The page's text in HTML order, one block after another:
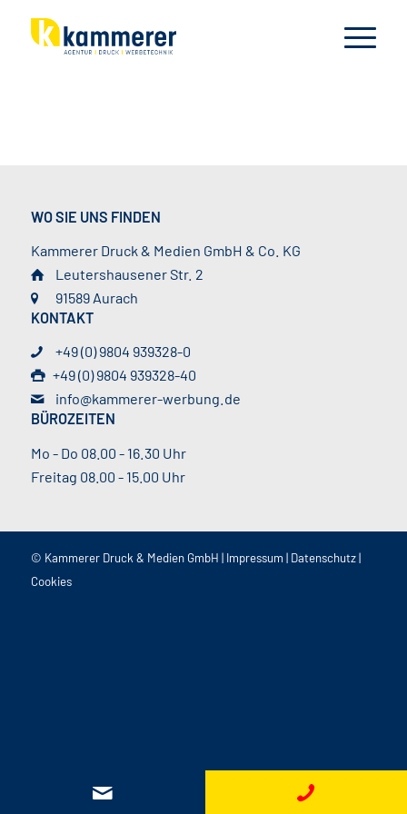
WO SIE UNS FINDEN
Kammerer Druck & Medien GmbH & Co. KG
Leutershausener Str. 2
91589 Aurach
KONTAKT
+49 (0) 9804 939328-0
+49 (0) 9804 939328-40
info@kammerer-werbung.de
BÜROZEITEN
Mo - Do 08.00 - 16.30 Uhr
Freitag 08.00 - 15.00 Uhr
© Kammerer Druck & Medien GmbH | Impressum | Datenschutz|
Cookies